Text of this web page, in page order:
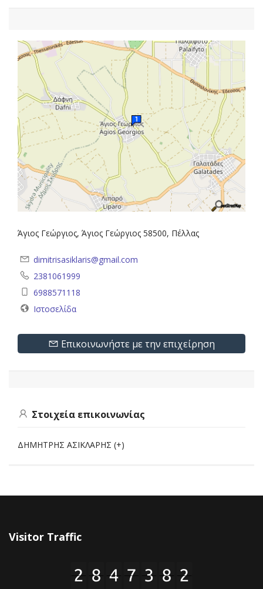
Άγιος Γεώργιος, Άγιος Γεώργιος 58500, Πέλλας
dimitrisasiklaris@gmail.com
2381061999
6988571118
Ιστοσελίδα
Επικοινωνήστε με την επιχείρηση
Στοιχεία επικοινωνίας
ΔΗΜΗΤΡΗΣ ΑΣΙΚΛΑΡΗΣ (+)
Visitor Traffic